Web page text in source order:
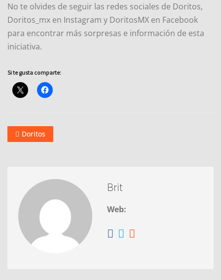
No te olvides de seguir las redes sociales de Doritos,
Doritos_mx en Instagram y DoritosMX en Facebook
para encontrar más sorpresas e información de esta
iniciativa.
Si te gusta comparte:
Doritos
Brit
Web: